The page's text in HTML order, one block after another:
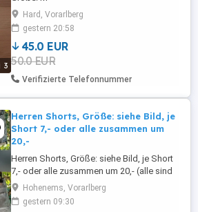
3
Hard, Vorarlberg
gestern 20:58
45.0 EUR
50.0 EUR
Verifizierte Telefonnummer
Herren Shorts, Größe: siehe Bild, je
Short 7,- oder alle zusammen um
20,-
Herren Shorts, Größe: siehe Bild, je Short
7,- oder alle zusammen um 20,- (alle sind
eher schmal geschnitten, Größe eher wie
176-S)
Hohenems, Vorarlberg
gestern 09:30